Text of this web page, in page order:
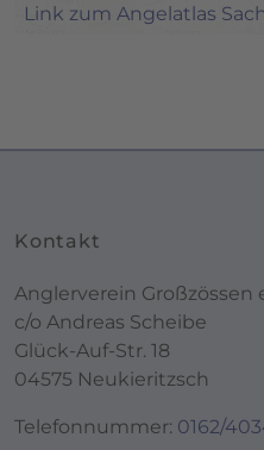
Link zum Angelatlas
Kontakt
Anglerverein Großzössen
c/o Andreas Scheibe
Glück-Auf-Str. 18
04575 Neukieritzsch
Telefonnummer: 0162/